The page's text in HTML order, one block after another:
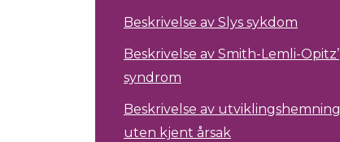
Beskrivelse av Slys sykdom
Beskrivelse av Smith-Lemli-Opitz’
syndrom
Beskrivelse av utviklingshemning
uten kjent årsak